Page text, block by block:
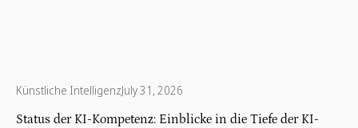
Künstliche IntelligenzJuly 31, 2026
Status der KI-Kompetenz: Einblicke in die Tiefe der KI-